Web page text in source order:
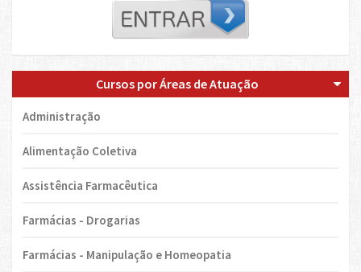
Cursos por Áreas de Atuação
Administração
Alimentação Coletiva
Assistência Farmacêutica
Farmácias - Drogarias
Farmácias - Manipulação e Homeopatia